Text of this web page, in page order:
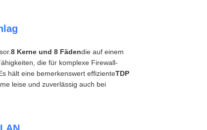
8 Kerne und 8 Fädendie auf einem
die für komplexe Firewall-
hält eine bemerkenswert effizienteTDP
leise und zuverlässig auch bei